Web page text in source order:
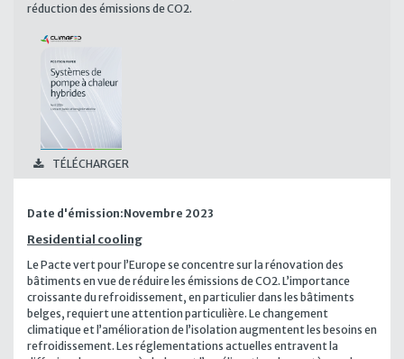
TÉLÉCHARGER
réduction des émissions de CO2.
Date d'émission:Novembre 2023
Residential cooling
Le Pacte vert pour l’Europe se concentre sur la rénovation des
bâtiments en vue de réduire les émissions de CO2. L’importance
croissante du refroidissement, en particulier dans les bâtiments
belges, requiert une attention particulière. Le changement
climatique et l’amélioration de l’isolation augmentent les besoins en
refroidissement. Les réglementations actuelles entravent la